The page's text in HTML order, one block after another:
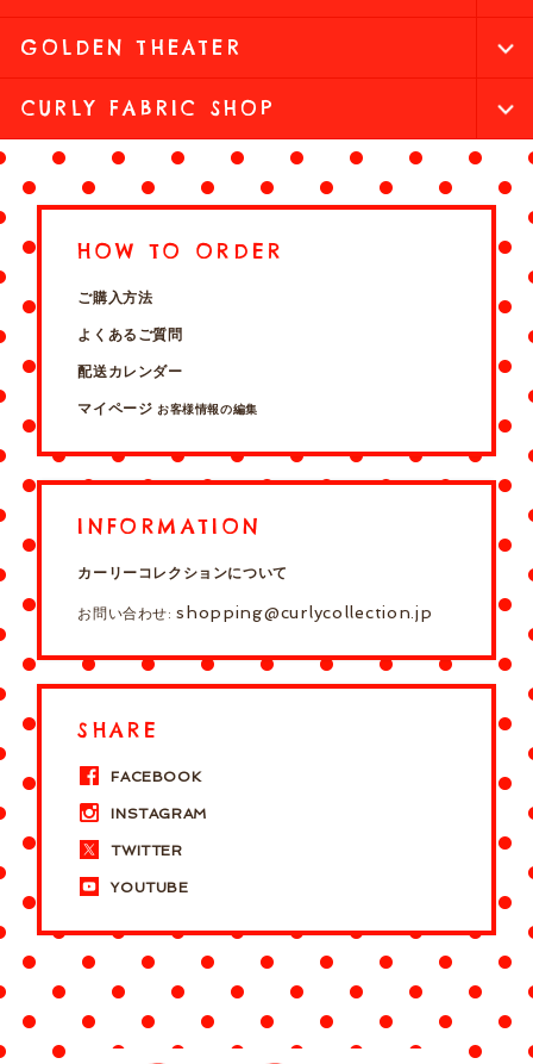
GOLDEN THEATER
CURLY FABRIC SHOP
HOW TO ORDER
ご購入方法
よくあるご質問
配送カレンダー
マイページ お客様情報の編集
INFORMATION
カーリーコレクションについて
お問い合わせ:shopping@curlycollection.jp
SHARE
FACEBOOK
INSTAGRAM
TWITTER
YOUTUBE